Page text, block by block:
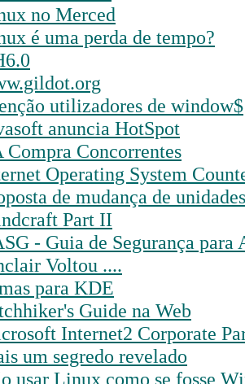
no Merced
é uma perda de tempo?
utilizadores de window$
anuncia HotSpot
Compra Concorrentes
Operating System
de mudança de unidades
Part II
- Guia de Segurança para
Voltou ....
para KDE
Guide na Web
Internet2 Corporate
um segredo revelado
usar Linux como se fosse